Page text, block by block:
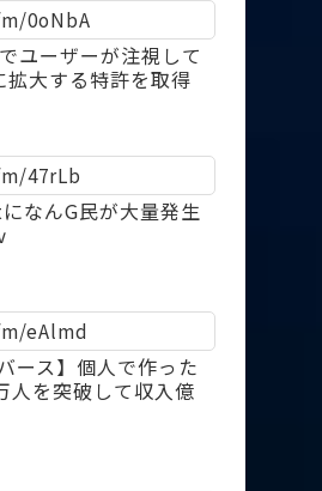
0oNbA
ユーザーが注視して
大する特許を取得
47rLb
なんG民が大量発生
eAlmd
ース】個人で作った
人を突破して収入億